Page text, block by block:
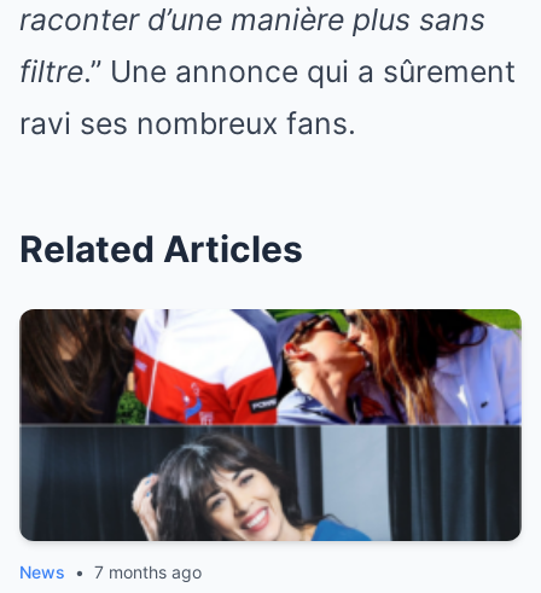
raconter d’une manière plus sans
filtre.” Une annonce qui a sûrement
ravi ses nombreux fans.
Related Articles
News • 7 months ago